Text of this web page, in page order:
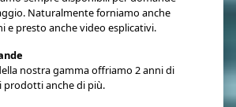
Naturalmente forniamo anche
e presto anche video esplicativi.
nostra gamma offriamo 2 anni di
prodotti anche di più.